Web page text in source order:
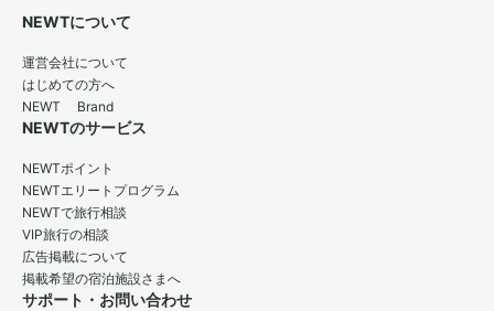
NEWTについて
運営会社について
はじめての方へ
NEWT Brand
NEWTのサービス
NEWTポイント
NEWTエリートプログラム
NEWTで旅行相談
VIP旅行の相談
広告掲載について
掲載希望の宿泊施設さまへ
サポート・お問い合わせ